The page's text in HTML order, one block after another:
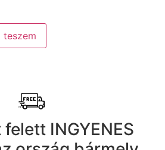
teszem
INGYENES